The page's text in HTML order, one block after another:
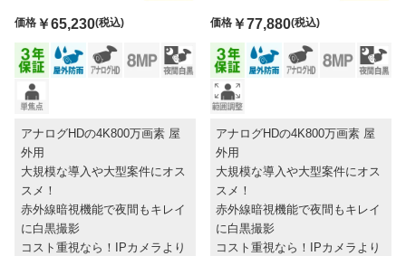
価格 ￥65,230(税込)
アナログHDの4K800万画素 屋
外用
大規模な導入や大型案件にオス
スメ！
赤外線暗視機能で夜間もキレイ
に白黒撮影
コスト重視なら！IPカメラより
価格￥77,880(税込)
アナログHDの4K800万画素 屋
外用
大規模な導入や大型案件にオス
スメ！
赤外線暗視機能で夜間もキレイ
に白黒撮影
コスト重視なら！IPカメラより